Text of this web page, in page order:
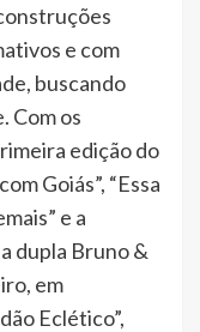
e com
buscando
Com os
edição do
Goiás”, “Essa
e a
dupla Bruno &
em
Eclético”,